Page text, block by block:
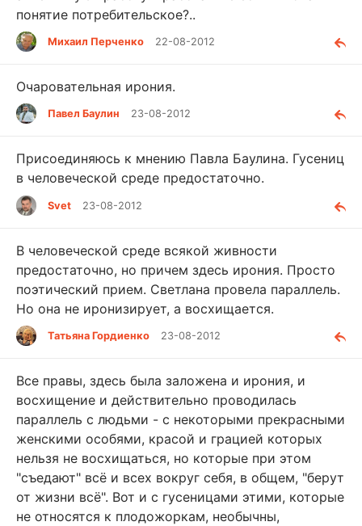
понятие потребительское?..
Михаил Перченко 22-08-2012
Очаровательная ирония.
Павел Баулин 23-08-2012
Присоединяюсь к мнению Павла Баулина. Гусениц
в человеческой среде предостаточно.
Svet 23-08-2012
В человеческой среде всякой живности
предостаточно, но причем здесь ирония. Просто
поэтический прием. Светлана провела параллель.
Но она не иронизирует, а восхищается.
Татьяна Гордиенко 23-08-2012
Все правы, здесь была заложена и ирония, и
восхищение и действительно проводилась
параллель с людьми - с некоторыми прекрасными
женскими особями, красой и грацией которых
нельзя не восхищаться, но которые при этом
"съедают" всё и всех вокруг себя, в общем, "берут
от жизни всё". Вот и с гусеницами этими, которые
не относятся к плодожоркам, необычны,